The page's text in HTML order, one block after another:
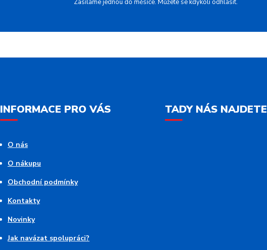
Zasíláme jednou do měsíce. Můžete se kdykoli odhlásit.
INFORMACE PRO VÁS
O nás
O nákupu
Obchodní podmínky
Kontakty
Novinky
Jak navázat spolupráci?
TADY NÁS NAJDETE